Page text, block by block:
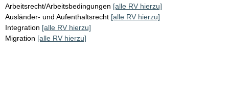
Arbeitsrecht/Arbeitsbedingungen [alle RV hierzu]
Ausländer- und Aufenthaltsrecht [alle RV hierzu]
Integration [alle RV hierzu]
Migration [alle RV hierzu]